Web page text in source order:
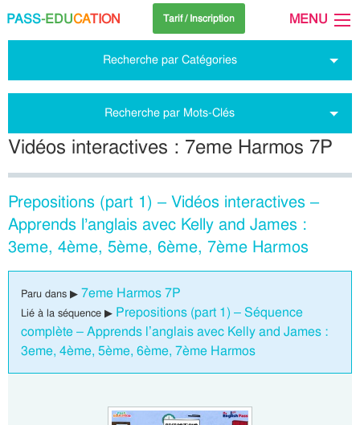
PASS-EDUCATION Tarif / Inscription MENU
Recherche par Catégories
Recherche par Mots-Clés
Vidéos interactives : 7eme Harmos 7P
Prepositions (part 1) – Vidéos interactives –
Apprends l’anglais avec Kelly and James :
3eme, 4ème, 5ème, 6ème, 7ème Harmos
Paru dans ▶ 7eme Harmos 7P
Lié à la séquence ▶ Prepositions (part 1) – Séquence
complète – Apprends l’anglais avec Kelly and James :
3eme, 4ème, 5ème, 6ème, 7ème Harmos